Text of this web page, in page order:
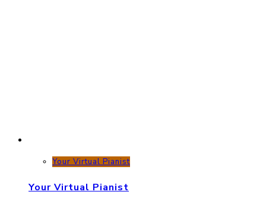
Your Virtual Pianist
Your Virtual Pianist